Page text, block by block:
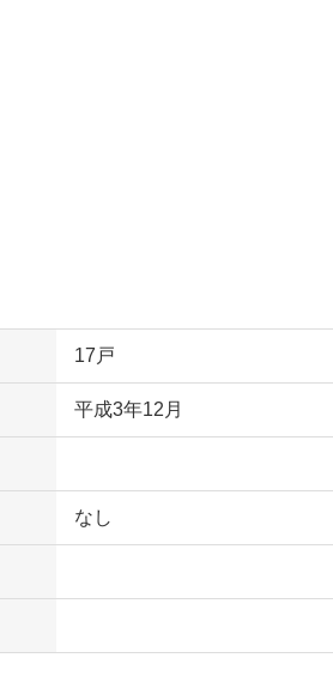
17戸
平成3年12月
なし